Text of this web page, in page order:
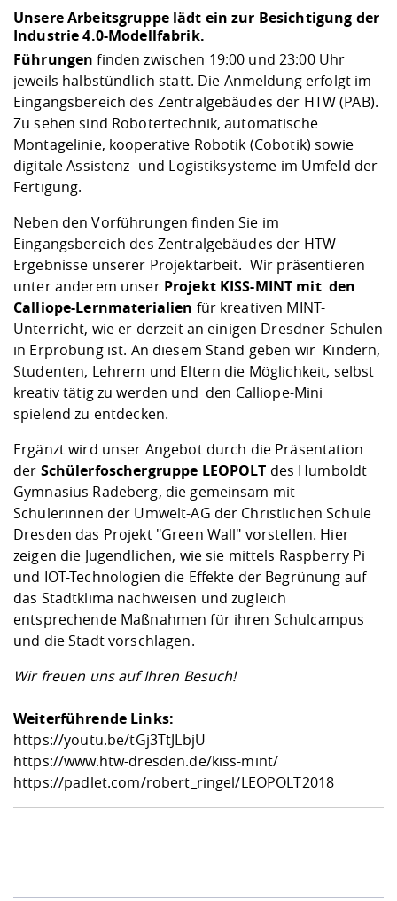
Checkliste zum
und Physik
Fremdsprachen
Jobs, Praktika,
Lebenslagen
Studentenwerk
Career Service
Lehren,
Weiterbilden im
Formulare und
Gründung und
Kooperationen
Klimaschutz &
Informatik/
Landbau/
Maschinenbau
Angebote für Unternehmen
Kontakt und Anfahrt
Qualitätssicherung
Unsere Arbeitsgruppe lädt ein zur Besichtigung der
Industrie 4.0-Modellfabrik.
Führungen finden zwischen 19:00 und 23:00 Uhr
jeweils halbstündlich statt. Die Anmeldung erfolgt im
Eingangsbereich des Zentralgebäudes der HTW (PAB).
Zu sehen sind Robotertechnik, automatische
Montagelinie, kooperative Robotik (Cobotik) sowie
digitale Assistenz- und Logistiksysteme im Umfeld der
Fertigung.
Neben den Vorführungen finden Sie im
Eingangsbereich des Zentralgebäudes der HTW
Ergebnisse unserer Projektarbeit. Wir präsentieren
unter anderem unserProjekt KISS-MINT mit den
Calliope-Lernmaterialien für kreativen MINT-
Unterricht, wie er derzeit an einigen Dresdner Schulen
in Erprobung ist. An diesem Stand geben wir Kindern,
Studenten, Lehrern und Eltern die Möglichkeit, selbst
kreativ tätig zu werden und den Calliope-Mini
spielend zu entdecken.
Ergänzt wird unser Angebot durch die Präsentation
der Schülerfoschergruppe LEOPOLT des Humboldt
Gymnasius Radeberg, die gemeinsam mit
Schülerinnen der Umwelt-AG der Christlichen Schule
Dresden das Projekt "Green Wall" vorstellen. Hier
zeigen die Jugendlichen, wie sie mittels Raspberry Pi
und IOT-Technologien die Effekte der Begrünung auf
das Stadtklima nachweisen und zugleich
entsprechende Maßnahmen für ihren Schulcampus
und die Stadt vorschlagen.
Wir freuen uns auf Ihren Besuch!
Weiterführende Links:
https://youtu.be/tGj3TtJLbjU
https://www.htw-dresden.de/kiss-mint/
https://padlet.com/robert_ringel/LEOPOLT2018